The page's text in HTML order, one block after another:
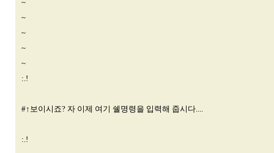
~
~
~
~
~
:.!
#↑보이시죠? 자 이제 여기 쉘명령을 입력해 줍시다....
:.!